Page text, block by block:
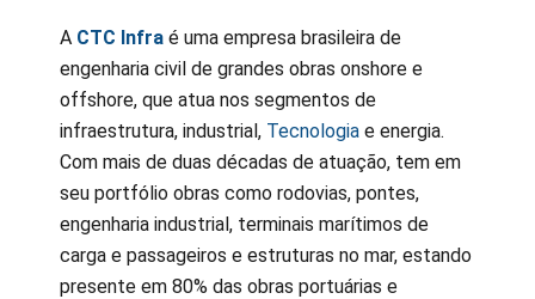
A CTC Infra é uma empresa brasileira de
engenharia civil de grandes obras onshore e
offshore, que atua nos segmentos de
infraestrutura, industrial, Tecnologia e energia.
Com mais de duas décadas de atuação, tem em
seu portfólio obras como rodovias, pontes,
engenharia industrial, terminais marítimos de
carga e passageiros e estruturas no mar, estando
presente em 80% das obras portuárias e